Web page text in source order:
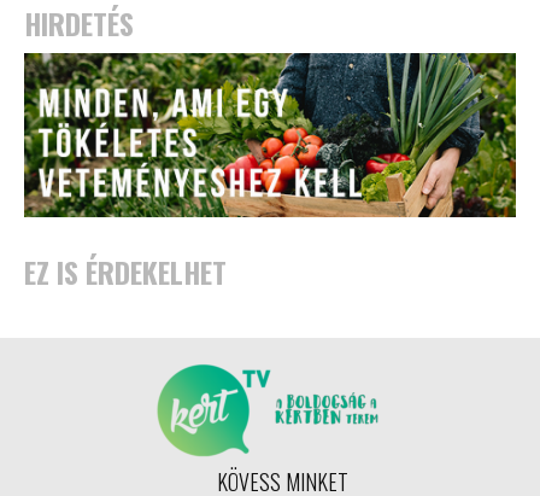
HIRDETÉS
EZ IS ÉRDEKELHET
KÖVESS MINKET